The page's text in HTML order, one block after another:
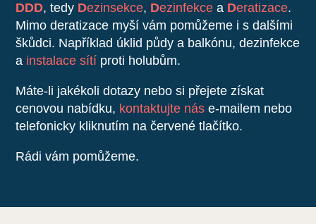
DDD, tedy Dezinsekce, Dezinfekce a Deratizace.
Mimo deratizace myší vám pomůžeme i s dalšími
škůdci. Například úklid půdy a balkónu, dezinfekce
a instalace sítí proti holubům.
Máte-li jakékoli dotazy nebo si přejete získat
cenovou nabídku, kontaktujte nás e-mailem nebo
telefonicky kliknutím na červené tlačítko.
Rádi vám pomůžeme.